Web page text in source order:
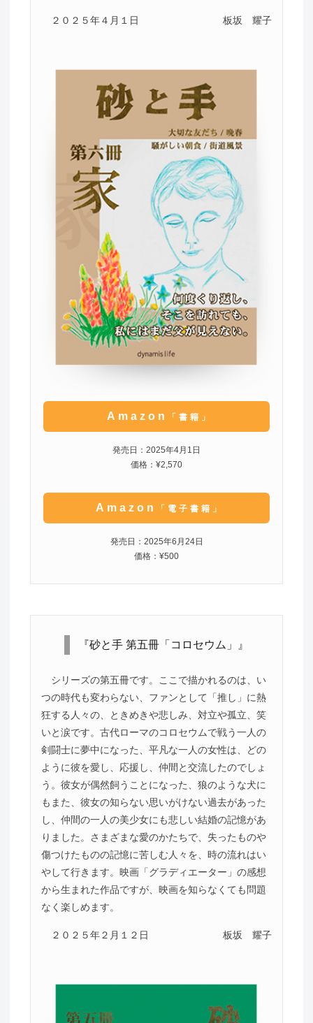
２０２５年４月１日 板坂 耀子
Amazon 「書籍」
発売日：2025年4月1日
価格：¥2,570
Amazon 「電子書籍」
発売日：2025年6月24日
価格：¥500
『砂と手 第五冊「コロセウム」』
シリーズの第五冊です。ここで描かれるのは、い
つの時代も変わらない、ファンとして「推し」に熱
狂する人々の、ときめきや悲しみ、対立や孤立、笑
いと涙です。古代ローマのコロセウムで戦う一人の
剣闘士に夢中になった、平凡な一人の女性は、どの
ように彼を愛し、応援し、仲間と交流したのでしょ
う。彼女が偶然飼うことになった、狼のような犬に
もまた、彼女の知らない思いがけない過去があった
し、仲間の一人の美少女にも悲しい結婚の記憶があ
りました。さまざまな愛のかたちで、失ったものや
傷つけたものの記憶に苦しむ人々を、時の流れはい
やして行きます。映画「グラディエーター」の感想
から生まれた作品ですが、映画を知らなくても問題
なく楽しめます。
２０２５年２月１２日 板坂 耀子